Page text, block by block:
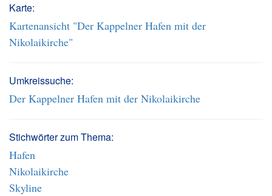
Karte:
Kartenansicht "Der Kappelner Hafen mit der
Nikolaikirche"
Umkreissuche:
Der Kappelner Hafen mit der Nikolaikirche
Stichwörter zum Thema:
Hafen
Nikolaikirche
Skyline